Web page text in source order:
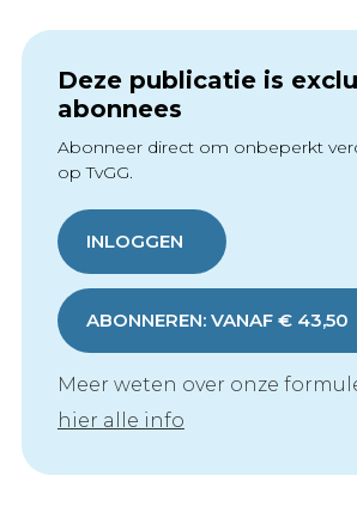
Deze publicatie is
abonnees
Abonneer direct om onbeperkt
op TvGG.
INLOGGEN
ABONNEREN: VANAF € 43,50
Meer weten over onze
hier alle info